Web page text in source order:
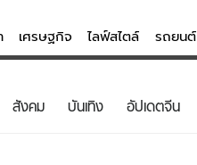
เศรษฐกิจ ไลฟ์สไตล์ รถยนต์
จหวย ไลฟ์สไตล์
สังคม บันเทิง อัปเดตจีน